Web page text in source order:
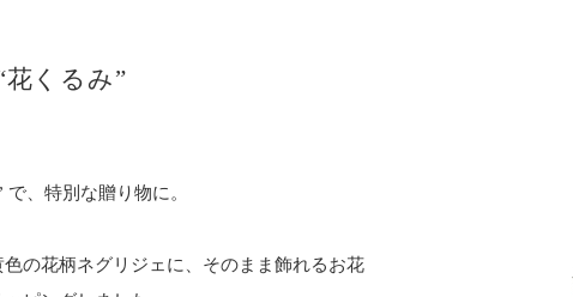
くるみ”
、特別な贈り物に。
の花柄ネグリジェに、そのまま飾れるお花